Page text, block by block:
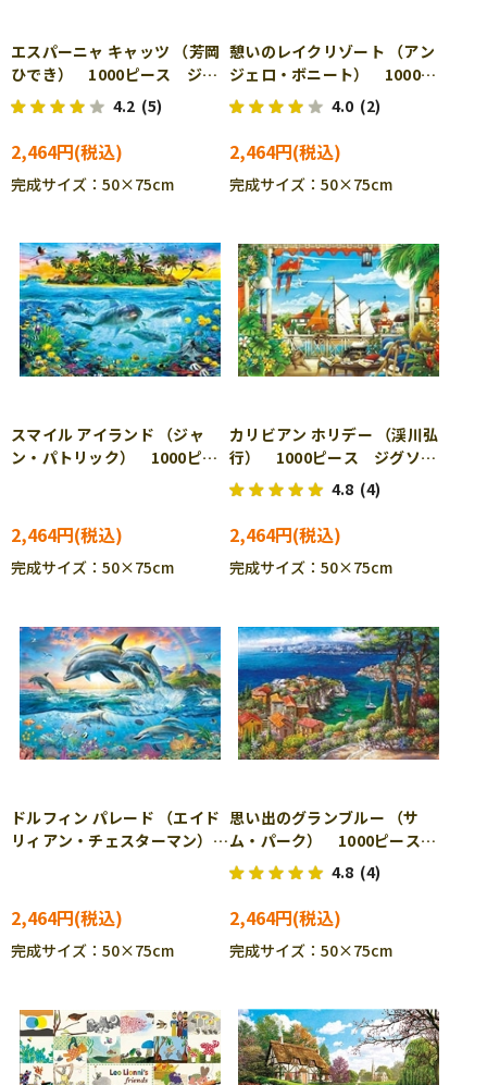
エスパーニャ キャッツ （芳岡
ひでき） 1000ピース ジグ
ソーパズル APP-1000-885
4.2 (5)
2,464円
完成サイズ：50×75cm
憩いのレイクリゾート （アン
ジェロ・ボニート） 1000ピ
ース ジグソーパズル APP-
1000-889
4.0 (2)
2,464円
完成サイズ：50×75cm
スマイル アイランド （ジャ
ン・パトリック） 1000ピー
2,464円
完成サイズ：50×75cm
カリビアン ホリデー （渓川弘
行） 1000ピース ジグソー
パズル APP-1000-893
4.8 (4)
2,464円
完成サイズ：50×75cm
ドルフィン パレード （エイド
リィアン・チェスターマン）
2,464円
完成サイズ：50×75cm
思い出のグランブルー （サ
ム・パーク） 1000ピース
ジグソーパズル APP-1000-
895
4.8 (4)
2,464円
完成サイズ：50×75cm